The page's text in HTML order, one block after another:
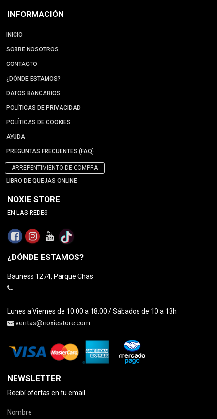
INFORMACIÓN
INICIO
SOBRE NOSOTROS
CONTACTO
¿DÓNDE ESTAMOS?
DATOS BANCARIOS
POLÍTICAS DE PRIVACIDAD
POLÍTICAS DE COOKIES
AYUDA
PREGUNTAS FRECUENTES (FAQ)
ARREPENTIMIENTO DE COMPRA
LIBRO DE QUEJAS ONLINE
NOXIE STORE
EN LAS REDES
¿DÓNDE ESTAMOS?
Bauness 1274, Parque Chas
Lunes a Viernes de 10:00 a 18:00 / Sábados de 10 a 13h
ventas@noxiestore.com
NEWSLETTER
Recibí ofertas en tu email